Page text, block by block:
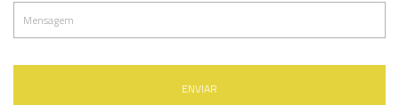
ENVIAR